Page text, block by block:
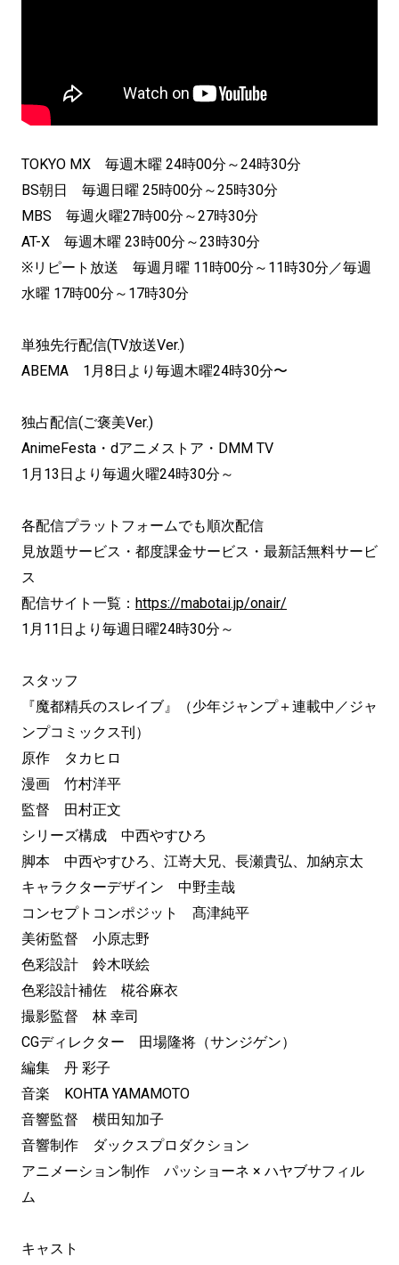
TOKYO MX 毎週木曜 24時00分～24時30分
BS朝日 毎週日曜 25時00分～25時30分
MBS 毎週火曜27時00分～27時30分
AT-X 毎週木曜 23時00分～23時30分
※リピート放送 毎週月曜 11時00分～11時30分／毎週
水曜 17時00分～17時30分
単独先行配信(TV放送Ver.)
ABEMA 1月8日より毎週木曜24時30分〜
独占配信(ご褒美Ver.)
AnimeFesta・dアニメストア・DMM TV
1月13日より毎週火曜24時30分～
各配信プラットフォームでも順次配信
見放題サービス・都度課金サービス・最新話無料サービ
ス
配信サイト一覧： https://mabotai.jp/onair/
1月11日より毎週日曜24時30分～
スタッフ
『魔都精兵のスレイブ』（少年ジャンプ＋連載中／ジャ
ンプコミックス刊）
原作 タカヒロ
漫画 竹村洋平
監督 田村正文
シリーズ構成 中西やすひろ
脚本 中西やすひろ、江嵜大兄、長瀬貴弘、加納京太
キャラクターデザイン 中野圭哉
コンセプトコンポジット 髙津純平
美術監督 小原志野
色彩設計 鈴木咲絵
色彩設計補佐 椛谷麻衣
撮影監督 林 幸司
CGディレクター 田場隆将（サンジゲン）
編集 丹 彩子
音楽 KOHTA YAMAMOTO
音響監督 横田知加子
音響制作 ダックスプロダクション
アニメーション制作 パッショーネ × ハヤブサフィル
ム
キャスト